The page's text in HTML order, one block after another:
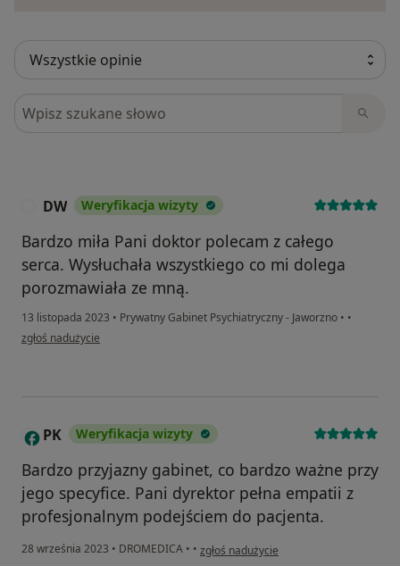
Szukaj w opiniach
DW Weryfikacja wizyty
Bardzo miła Pani doktor polecam z całego
serca. Wysłuchała wszystkiego co mi dolega
porozmawiała ze mną.
13 listopada 2023 • Prywatny Gabinet Psychiatryczny - Jaworzno • •
w opinii użytkownika DW
zgłoś nadużycie
P PK Weryfikacja wizyty
Bardzo przyjazny gabinet, co bardzo ważne przy
jego specyfice. Pani dyrektor pełna empatii z
profesjonalnym podejściem do pacjenta.
28 września 2023 • DROMEDICA • • w opinii użytkownika PK
zgłoś nadużycie